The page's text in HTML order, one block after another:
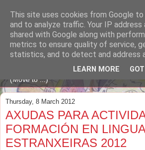
A WHALE OF A
ENGLISH BLOG Colexio Plurilingüe
Thursday, 8 March 2012
AXUDAS PARA
FORMACIÓN EN
ESTRANXEIRAS 2012
This site uses cookies from Google
and to analyze traffic. Your IP address
shared with Google along with
metrics to ensure quality of service,
statistics, and to detect and address
LEARN MORE